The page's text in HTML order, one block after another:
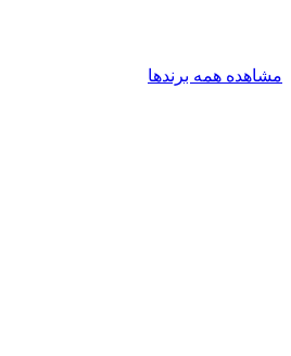
مشاهده همه برندها